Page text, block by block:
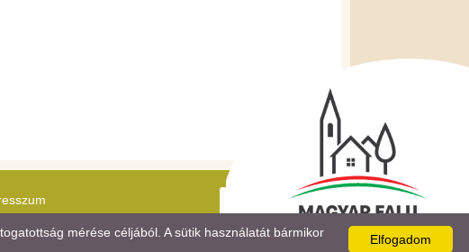
Elfogadom
mérése céljából. A sütik használatát bármikor